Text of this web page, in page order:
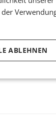
Serien
und
ABLEHNEN